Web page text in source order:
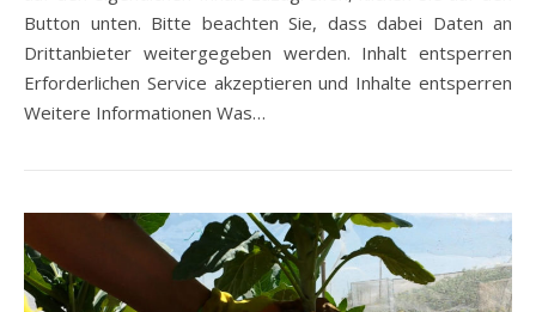
Button unten. Bitte beachten Sie, dass dabei Daten an
Drittanbieter weitergegeben werden. Inhalt entsperren
Erforderlichen Service akzeptieren und Inhalte entsperren
Weitere Informationen Was…